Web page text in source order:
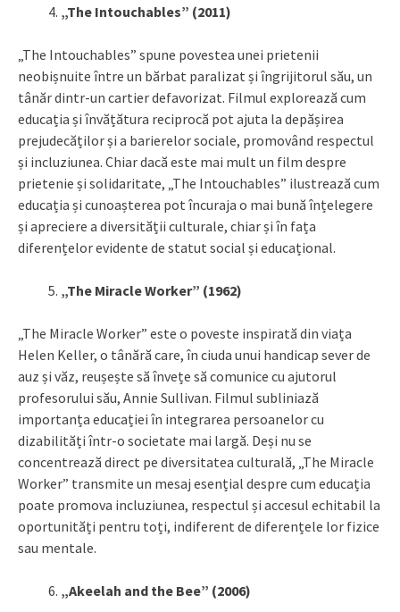
„The Intouchables” (2011)
„The Intouchables” spune povestea unei prietenii
neobișnuite între un bărbat paralizat și îngrijitorul său, un
tânăr dintr-un cartier defavorizat. Filmul explorează cum
educația și învățătura reciprocă pot ajuta la depășirea
prejudecăților și a barierelor sociale, promovând respectul
și incluziunea. Chiar dacă este mai mult un film despre
prietenie și solidaritate, „The Intouchables” ilustrează cum
educația și cunoașterea pot încuraja o mai bună înțelegere
și apreciere a diversității culturale, chiar și în fața
diferențelor evidente de statut social și educațional.
„The Miracle Worker” (1962)
„The Miracle Worker” este o poveste inspirată din viața
Helen Keller, o tânără care, în ciuda unui handicap sever de
auz și văz, reușește să învețe să comunice cu ajutorul
profesorului său, Annie Sullivan. Filmul subliniază
importanța educației în integrarea persoanelor cu
dizabilități într-o societate mai largă. Deși nu se
concentrează direct pe diversitatea culturală, „The Miracle
Worker” transmite un mesaj esențial despre cum educația
poate promova incluziunea, respectul și accesul echitabil la
oportunități pentru toți, indiferent de diferențele lor fizice
sau mentale.
„Akeelah and the Bee” (2006)